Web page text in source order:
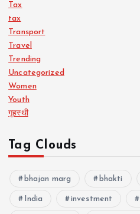
Tax
tax
Transport
Travel
Trending
Uncategorized
Women
Youth
गृहस्थी
Tag Clouds
bhajan marg bhakti
India investment